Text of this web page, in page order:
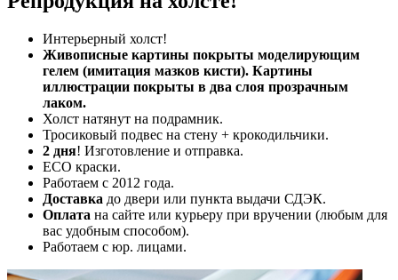
Интерьерный холст!
Живописные картины покрыты моделирующим
гелем (имитация мазков кисти). Картины
иллюстрации покрыты в два слоя прозрачным
лаком.
Холст натянут на подрамник.
Тросиковый подвес на стену + крокодильчики.
2 дня! Изготовление и отправка.
ECO краски.
Работаем с 2012 года.
Доставка до двери или пункта выдачи СДЭК.
Оплата на сайте или курьеру при вручении (любым для
вас удобным способом).
Работаем с юр. лицами.